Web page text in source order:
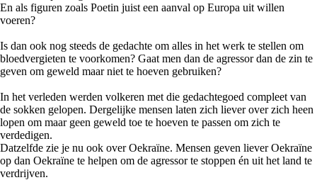
En als figuren zoals Poetin juist een aanval op Europa uit willen
voeren?
Is dan ook nog steeds de gedachte om alles in het werk te stellen om
bloedvergieten te voorkomen? Gaat men dan de agressor dan de zin te
geven om geweld maar niet te hoeven gebruiken?
In het verleden werden volkeren met die gedachtegoed compleet van
de sokken gelopen. Dergelijke mensen laten zich liever over zich heen
lopen om maar geen geweld toe te hoeven te passen om zich te
verdedigen.
Datzelfde zie je nu ook over Oekraïne. Mensen geven liever Oekraïne
op dan Oekraïne te helpen om de agressor te stoppen én uit het land te
verdrijven.